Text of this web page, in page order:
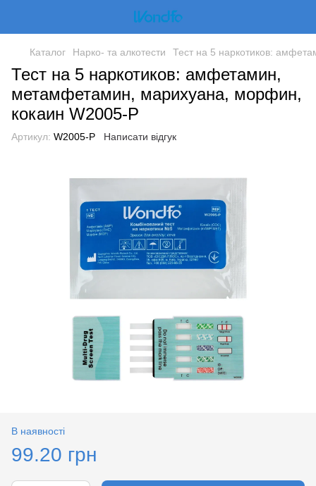
Каталог Нарко- та алкотести Тест на 5 наркотиков:
Тест на 5 наркотиков: амфетамин,
метамфетамин, марихуана, морфин,
кокаин W2005-P
Артикул: W2005-P Написати відгук
В наявності
99.20 грн